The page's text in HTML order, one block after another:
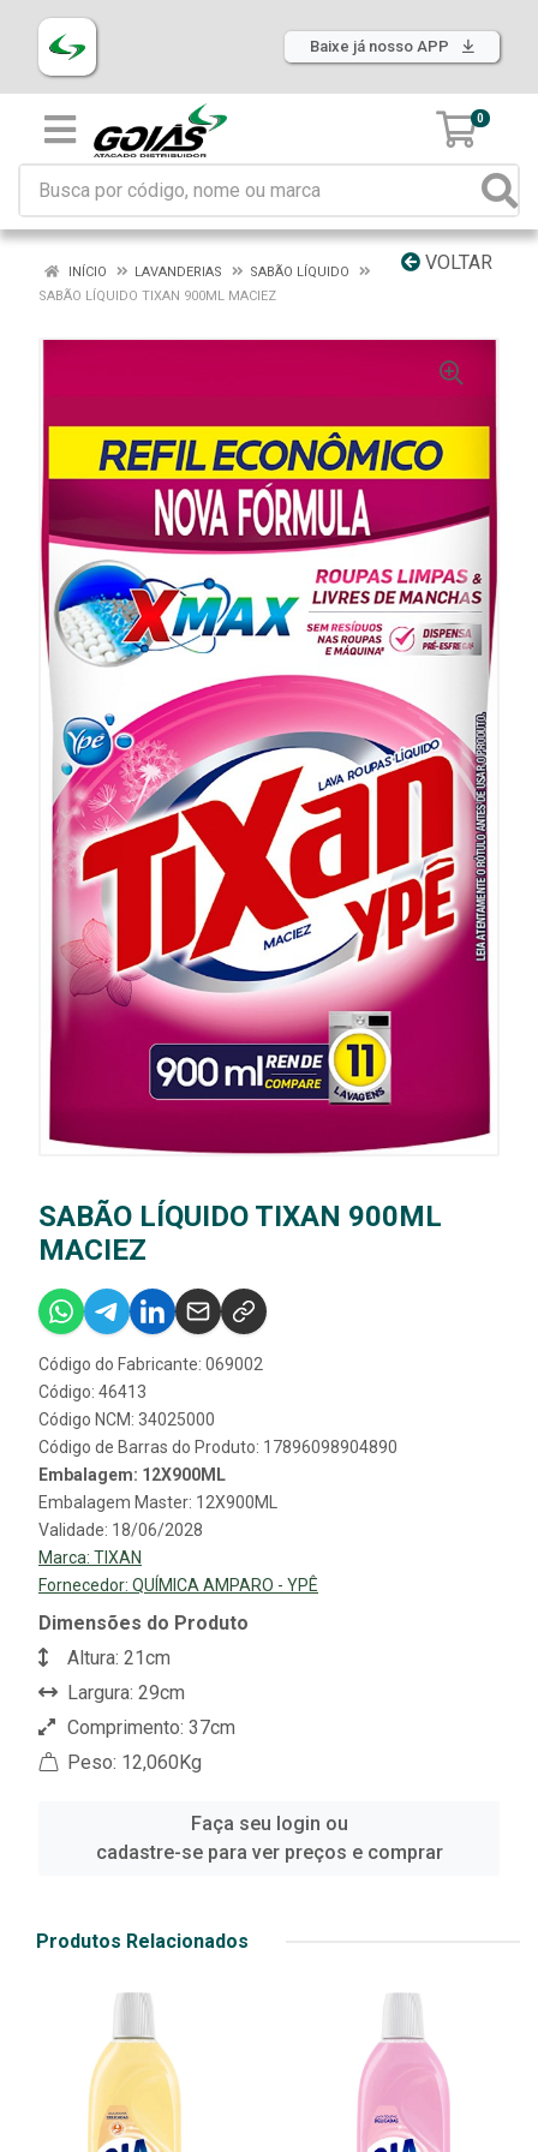
Baixe já nosso APP
0
VOLTAR
INÍCIO LAVANDERIAS
SABÃO LÍQUIDO
SABÃO LÍQUIDO TIXAN 900ML MACIEZ
SABÃO LÍQUIDO TIXAN 900ML
MACIEZ
Código do Fabricante: 069002
Código: 46413
Código NCM: 34025000
Código de Barras do Produto: 17896098904890
Embalagem: 12X900ML
Embalagem Master: 12X900ML
Validade: 18/06/2028
Marca: TIXAN
Fornecedor: QUÍMICA AMPARO - YPÊ
Dimensões do Produto
Altura: 21cm
Largura: 29cm
Comprimento: 37cm
Peso: 12,060Kg
Faça seu login ou
cadastre-se para ver preços e comprar
Produtos Relacionados